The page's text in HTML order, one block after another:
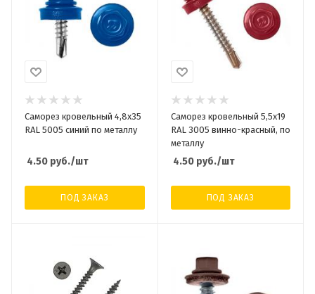
Саморез кровельный 4,8x35
RAL 5005 синий по металлу
4.50 руб./шт
ПОД ЗАКАЗ
Саморез кровельный 5,5x19
RAL 3005 винно-красный, по
металлу
4.50руб./шт
ПОД ЗАКАЗ